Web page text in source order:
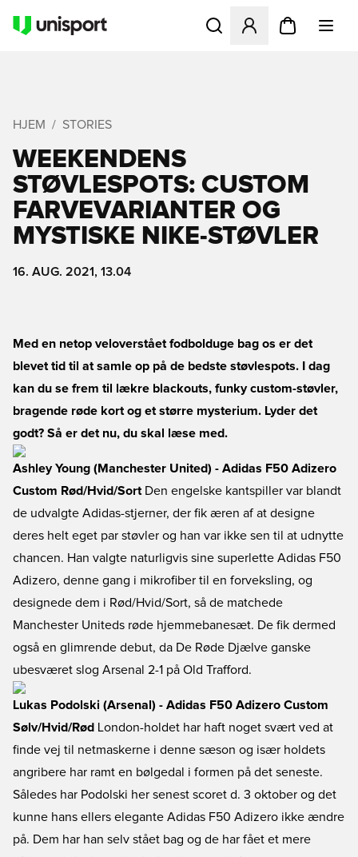
Åbner en Modal til at
HJEM STORIES
WEEKENDENS
STØVLESPOTS: CUSTOM
FARVEVARIANTER OG
MYSTISKE NIKE-STØVLER
16. AUG. 2021, 13.04
Med en netop veloverstået fodbolduge bag os er det
blevet tid til at samle op på de bedste støvlespots. I dag
kan du se frem til lækre blackouts, funky custom-støvler,
bragende røde kort og et større mysterium. Lyder det
godt? Så er det nu, du skal læse med.
Ashley Young (Manchester United) - Adidas F50 Adizero
Custom Rød/Hvid/Sort Den engelske kantspiller var blandt
de udvalgte Adidas-stjerner, der fik æren af at designe
deres helt eget par støvler og han var ikke sen til at udnytte
chancen. Han valgte naturligvis sine superlette Adidas F50
Adizero, denne gang i mikrofiber til en forveksling, og
designede dem i Rød/Hvid/Sort, så de matchede
Manchester Uniteds røde hjemmebanesæt. De fik dermed
også en glimrende debut, da De Røde Djælve ganske
ubesværet slog Arsenal 2-1 på Old Trafford.
Lukas Podolski (Arsenal) - Adidas F50 Adizero Custom
Sølv/Hvid/Rød London-holdet har haft noget svært ved at
finde vej til netmaskerne i denne sæson og især holdets
angribere har ramt en bølgedal i formen på det seneste.
Således har Podolski her senest scoret d. 3 oktober og det
kunne hans ellers elegante Adidas F50 Adizero ikke ændre
på. Dem har han selv stået bag og de har fået et mere